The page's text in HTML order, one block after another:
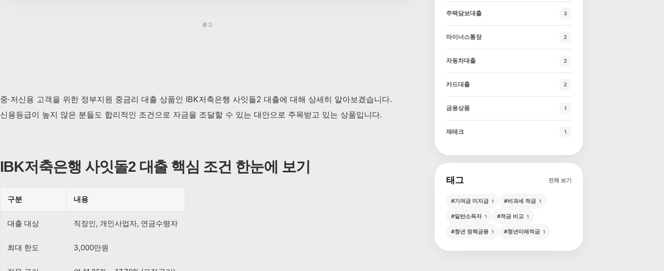
광고
중·저신용 고객을 위한 정부지원 중금리 대출 상품인 IBK저축은행 사잇돌2 대출에 대해 상세히 알아보겠습니다.
신용등급이 높지 않은 분들도 합리적인 조건으로 자금을 조달할 수 있는 대안으로 주목받고 있는 상품입니다.
IBK저축은행 사잇돌2 대출 핵심 조건 한눈에 보기
구분 내용
대출 대상 직장인, 개인사업자, 연금수령자
최대 한도 3,000만원
주택담보대출 3
마이너스통장 2
자동차대출 2
카드대출 2
금융상품 1
재테크 1
태그 전체 보기
#기여금 미지급 1 #비과세 적금 1
#일반소득자 1 #적금 비교 1
#청년 정책금융 1 #청년미래적금 1